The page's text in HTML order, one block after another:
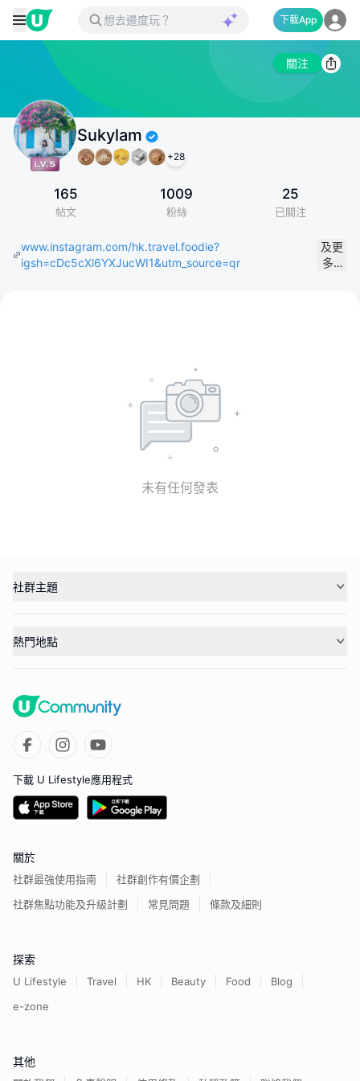
下載App
關注
Sukylam
+28
165
帖文
1009
粉絲
25
已關注
www.instagram.com/hk.travel.foodie?
igsh=cDc5cXl6YXJucWI1&utm_source=qr
及更
多…
未有任何發表
社群主題
熱門地點
下載 U Lifestyle應用程式
關於
社群最強使用指南
社群創作有價企劃
社群焦點功能及升級計劃
常見問題 條款及細則
探索
U Lifestyle Travel HK Beauty Food
Blog
e-zone
其他